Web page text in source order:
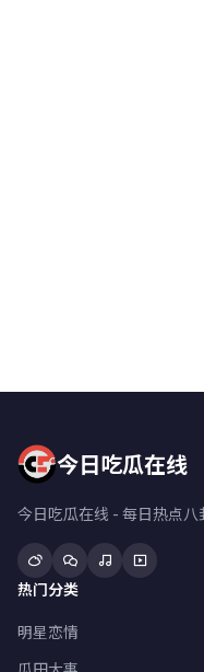
今日吃瓜在线
今日吃瓜在线 - 每日热点
热门分类
明星恋情